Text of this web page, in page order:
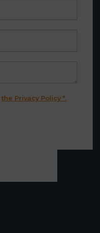
the Privacy Policy *.